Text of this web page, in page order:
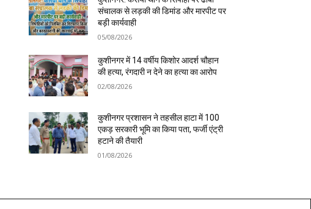
संचालक से लड़की की डिमांड और मारपीट पर
बड़ी कार्यवाही
05/08/2026
कुशीनगर में 14 वर्षीय किशोर आदर्श चौहान
की हत्या, रंगदारी न देने का हत्या का आरोप
02/08/2026
कुशीनगर प्रशासन ने तहसील हाटा में 100
एकड़ सरकारी भूमि का किया पता, फर्जी एंट्री
हटाने की तैयारी
01/08/2026